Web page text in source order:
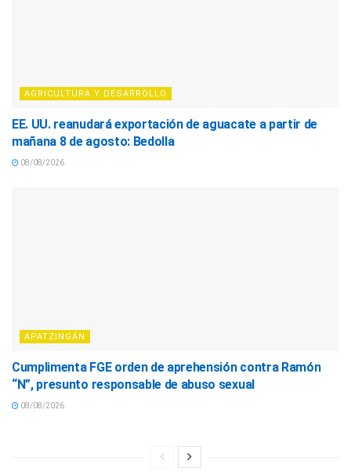
AGRICULTURA Y DESARROLLO
EE. UU. reanudará exportación de aguacate a partir de
mañana 8 de agosto: Bedolla
08/08/2026
APATZINGÁN
Cumplimenta FGE orden de aprehensión contra Ramón
“N”, presunto responsable de abuso sexual
08/08/2026